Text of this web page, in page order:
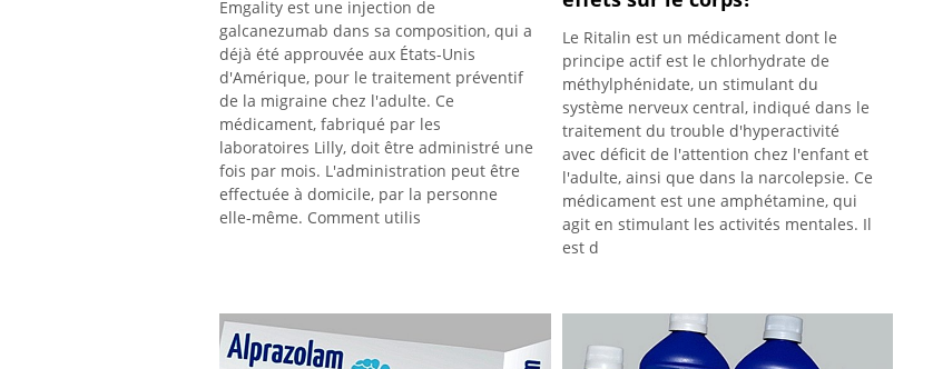
Emgality est une injection de
galcanezumab dans sa composition, qui a
déjà été approuvée aux États-Unis
d'Amérique, pour le traitement préventif
de la migraine chez l'adulte. Ce
médicament, fabriqué par les
laboratoires Lilly, doit être administré une
fois par mois. L'administration peut être
effectuée à domicile, par la personne
elle-même. Comment utilis
Le Ritalin est un médicament dont le
principe actif est le chlorhydrate de
méthylphénidate, un stimulant du
système nerveux central, indiqué dans le
traitement du trouble d'hyperactivité
avec déficit de l'attention chez l'enfant et
l'adulte, ainsi que dans la narcolepsie. Ce
médicament est une amphétamine, qui
agit en stimulant les activités mentales. Il
est d